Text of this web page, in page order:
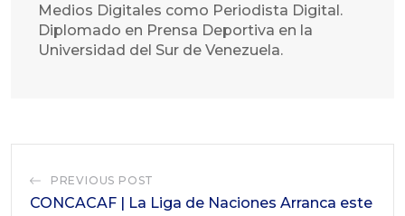
Medios Digitales como Periodista Digital.
Diplomado en Prensa Deportiva en la
Universidad del Sur de Venezuela.
PREVIOUS POST
CONCACAF | La Liga de Naciones Arranca este